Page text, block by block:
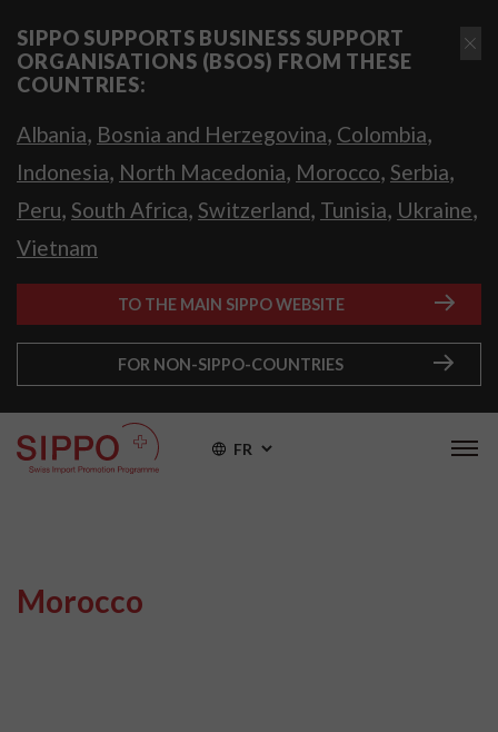
SIPPO SUPPORTS BUSINESS SUPPORT
ORGANISATIONS (BSOS) FROM THESE
COUNTRIES:
Albania, Bosnia and Herzegovina, Colombia,
Indonesia, North Macedonia, Morocco, Serbia,
Peru, South Africa, Switzerland, Tunisia, Ukraine,
Vietnam
TO THE MAIN SIPPO WEBSITE
FOR NON-SIPPO-COUNTRIES
FR
Morocco